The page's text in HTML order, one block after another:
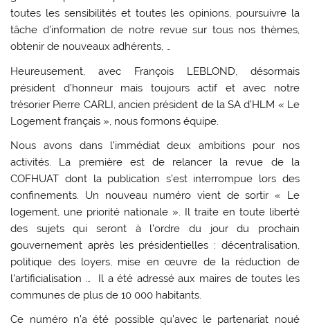
toutes les sensibilités et toutes les opinions, poursuivre la
tâche d’information de notre revue sur tous nos thèmes,
obtenir de nouveaux adhérents, …
Heureusement, avec François LEBLOND, désormais
président d’honneur mais toujours actif et avec notre
trésorier Pierre CARLI, ancien président de la SA d’HLM « Le
Logement français », nous formons équipe.
Nous avons dans l’immédiat deux ambitions pour nos
activités. La première est de relancer la revue de la
COFHUAT dont la publication s’est interrompue lors des
confinements. Un nouveau numéro vient de sortir « Le
logement, une priorité nationale ». Il traite en toute liberté
des sujets qui seront à l’ordre du jour du prochain
gouvernement après les présidentielles : décentralisation,
politique des loyers, mise en œuvre de la réduction de
l’artificialisation … Il a été adressé aux maires de toutes les
communes de plus de 10 000 habitants.
Ce numéro n’a été possible qu’avec le partenariat noué